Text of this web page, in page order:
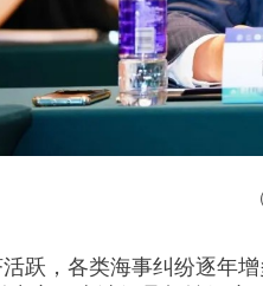
跃，各类海事纠纷逐年